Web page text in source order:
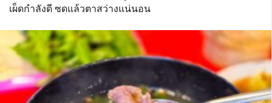
เผ็ดกำลังดี ซดแล้วตาสว่างแน่นอน